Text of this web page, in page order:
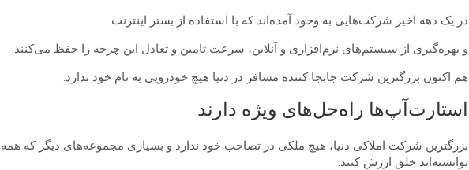
در یک دهه اخیر شرکت‌هایی به وجود آمده‌اند که با استفاده از بستر اینترنت
و بهره‌گیری از سیستم‌های نرم‌افزاری و آنلاین، سرعت تامین و تعادل این چرخه را حفظ می‌کنند.
هم اکنون بزرگترین شرکت جابجا کننده مسافر در دنیا هیچ خودرویی به نام خود ندارد.
استارت‌آپ‌ها راه‌حل‌های ویژه دارند
بزرگترین شرکت املاکی دنیا، هیچ ملکی در تصاحب خود ندارد و بسیاری مجموعه‌‌های دیگر که همه
توانسته‌اند خلق ارزش کنند.